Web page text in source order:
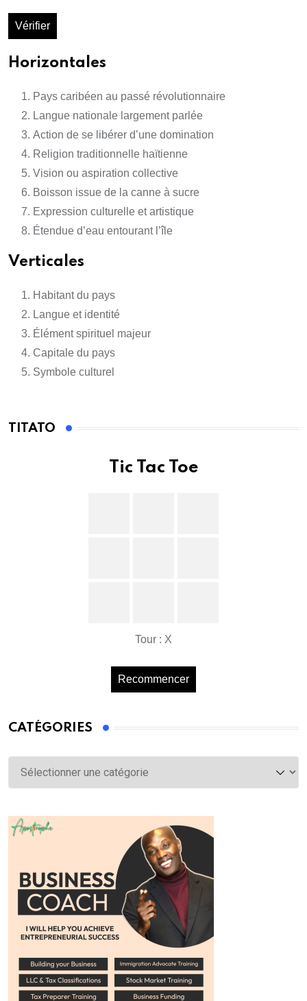
Vérifier
Horizontales
Pays caribéen au passé révolutionnaire
Langue nationale largement parlée
Action de se libérer d’une domination
Religion traditionnelle haïtienne
Vision ou aspiration collective
Boisson issue de la canne à sucre
Expression culturelle et artistique
Étendue d’eau entourant l’île
Verticales
Habitant du pays
Langue et identité
Élément spirituel majeur
Capitale du pays
Symbole culturel
TITATO
Tic Tac Toe
Tour : X
Recommencer
CATÉGORIES
Catégories